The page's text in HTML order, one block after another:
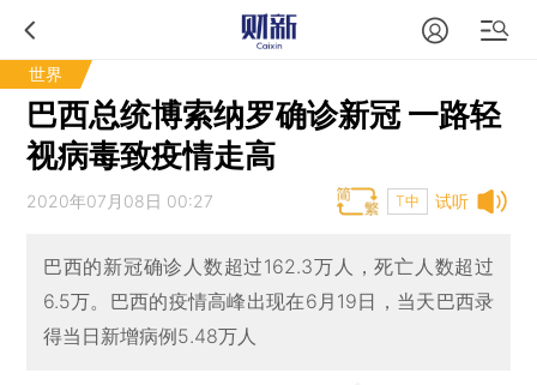
世界
巴西总统博索纳罗确诊新冠 一路轻
视病毒致疫情走高
试听
2020年07月08日 00:27 T中
巴西的新冠确诊人数超过162.3万人，死亡人数超过
6.5万。巴西的疫情高峰出现在6月19日，当天巴西录
得当日新增病例5.48万人